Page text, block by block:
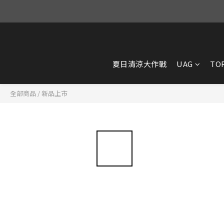
夏日清涼大作戰 UAG
全部商品 /新品上市